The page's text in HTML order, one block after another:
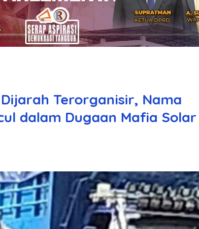
Terorganisir, Nama
dalam Dugaan Mafia Solar